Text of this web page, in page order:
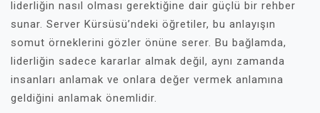
liderliğin nasıl olması gerektiğine dair güçlü bir rehber
sunar. Server Kürsüsü’ndeki öğretiler, bu anlayışın
somut örneklerini gözler önüne serer. Bu bağlamda,
liderliğin sadece kararlar almak değil, aynı zamanda
insanları anlamak ve onlara değer vermek anlamına
geldiğini anlamak önemlidir.